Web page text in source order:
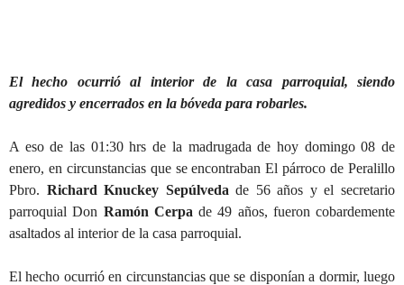
El hecho ocurrió al interior de la casa parroquial, siendo
agredidos y encerrados en la bóveda para robarles.
A eso de las 01:30 hrs de la madrugada de hoy domingo 08 de
enero, en circunstancias que se encontraban El párroco de Peralillo
Pbro. Richard Knuckey Sepúlvedade 56 años y el secretario
parroquial Don Ramón Cerpa de 49 años, fueron cobardemente
asaltados al interior de la casa parroquial.
El hecho ocurrió en circunstancias que se disponían a dormir, luego